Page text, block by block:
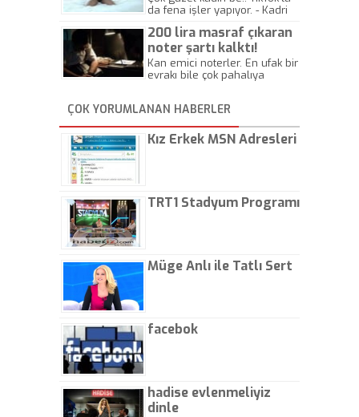
da fena işler yapıyor. - Kadri
200 lira masraf çıkaran
noter şartı kalktı!
Kan emici noterler. En ufak bir
evrakı bile çok pahalıya
kaptırıyorsunuz. - Kayhan
Gezenti
ÇOK YORUMLANAN HABERLER
Kız Erkek MSN Adresleri
TRT1 Stadyum Programı
Müge Anlı ile Tatlı Sert
facebok
hadise evlenmeliyiz
dinle